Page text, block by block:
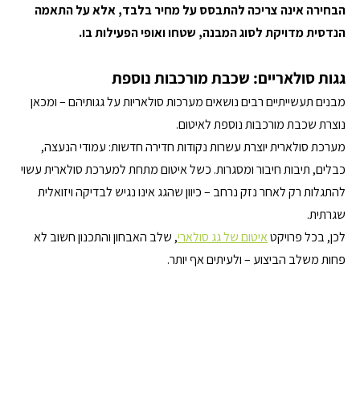
הבחירה אינה צריכה להתבסס על מחיר בלבד, אלא על התאמה
הנדסית מדויקת לסוג המבנה, שטחו ואופי הפעילות בו.
גגות סולאריים: שכבת מורכבות נוספת
מבנים תעשייתיים רבים נושאים מערכות סולאריות על גגותיהם – ומכאן
נוצרת שכבת מורכבות נוספת לאיטום.
מערכת סולארית יוצרת עשרות נקודות חדירה חדשות: עמודי הנעצה,
כבלים, תיבות חיבור ומסגרות. כשל איטום מתחת למערכת סולארית עשוי
להתגלות רק לאחר נזק נרחב – כיוון שהגג אינו נגיש לבדיקה ויזואלית
שגרתית.
לכן, בכל פרויקט איטום של גג סולארי, שלב האבחון והתכנון חשוב לא
פחות משלב הביצוע – ולעיתים אף יותר.